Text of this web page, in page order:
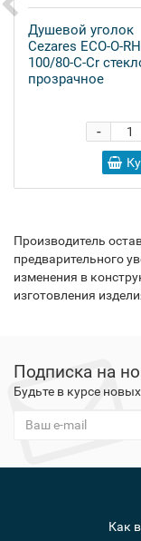
Душевой уголок
Cezares ECO-O-
100/80-C-Cr
прозрачное
-
Производитель
предварительного
изменения в
изготовления
Подписка на
Будьте в курсе
Как